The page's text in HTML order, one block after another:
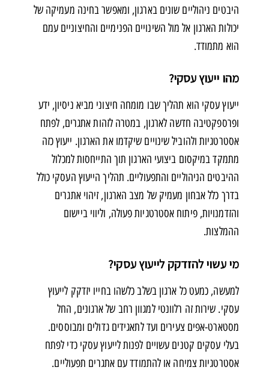
היבטים ניהוליים שונים בארגון, ומאפשר בחינה מעמיקה של
יכולות הארגון אל מול השינויים הפנימיים והחיצוניים עמם
הוא מתמודד.
מהו ייעוץ עסקי?
ייעוץ עסקי הוא תהליך שבו מומחה חיצוני מביא ניסיון, ידע
ופרספקטיבה חדשה לארגון, במטרה לזהות אתגרים, לפתח
אסטרטגיות ולהוביל שינויים שיקדמו את הארגון. ייעוץ כזה
מתמקד במיקסום ביצועי הארגון תוך התייחסות למכלול
ההיבטים הניהוליים והתפעוליים. תהליך הייעוץ העסקי כולל
בדרך כלל אבחון מעמיק של מצב הארגון, זיהוי אתגרים
והזדמנויות, פיתוח אסטרטגיות פעולה, וליווי ביישום
ההמלצות.
מי עשוי להזדקק לייעוץ עסקי?
למעשה, כמעט כל ארגון בשלב כלשהו בחייו יזדקק לייעוץ
עסקי. שירות זה רלוונטי למגוון רחב של ארגונים, החל
מסטארט-אפים צעירים ועד לתאגידים גדולים ומבוססים.
בעלי עסקים קטנים עשויים לפנות לייעוץ עסקי כדי לפתח
אסטרטגיות צמיחה או להתמודד עם אתגרים תפעוליים.